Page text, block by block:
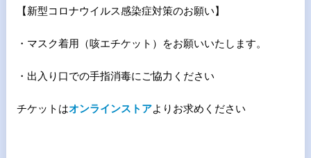
【新型コロナウイルス感染症対策のお願い】
・マスク着用（咳エチケット）をお願いいたします。
・出入り口での手指消毒にご協力ください
チケットはオンラインストアよりお求めください